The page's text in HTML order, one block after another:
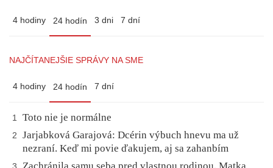
4 hodiny 24 hodín 3 dni 7 dní
NAJČÍTANEJŠIE SPRÁVY NA SME
4 hodiny 24 hodín 7 dní
1 Toto nie je normálne
2
Jarjabková Garajová: Dcérin výbuch hnevu ma už
nezraní. Keď mi povie ďakujem, aj sa zahanbím